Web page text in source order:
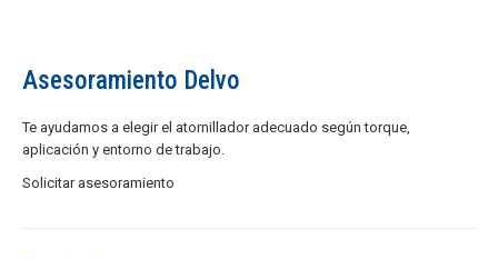
Asesoramiento Delvo
Te ayudamos a elegir el atornillador adecuado según torque,
aplicación y entorno de trabajo.
Solicitar asesoramiento